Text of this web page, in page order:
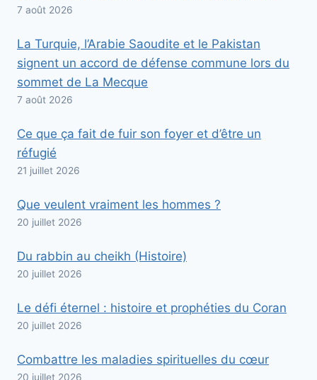
7 août 2026
La Turquie, l’Arabie Saoudite et le Pakistan
signent un accord de défense commune lors du
sommet de La Mecque
7 août 2026
Ce que ça fait de fuir son foyer et d’être un
réfugié
21 juillet 2026
Que veulent vraiment les hommes ?
20 juillet 2026
Du rabbin au cheikh (Histoire)
20 juillet 2026
Le défi éternel : histoire et prophéties du Coran
20 juillet 2026
Combattre les maladies spirituelles du cœur
20 juillet 2026